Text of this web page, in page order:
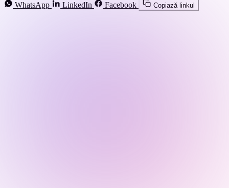
WhatsApp LinkedIn Facebook Copiază linkul